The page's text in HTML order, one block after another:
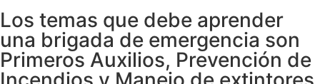
Los temas que debe aprender
una brigada de emergencia son
Primeros Auxilios, Prevención de